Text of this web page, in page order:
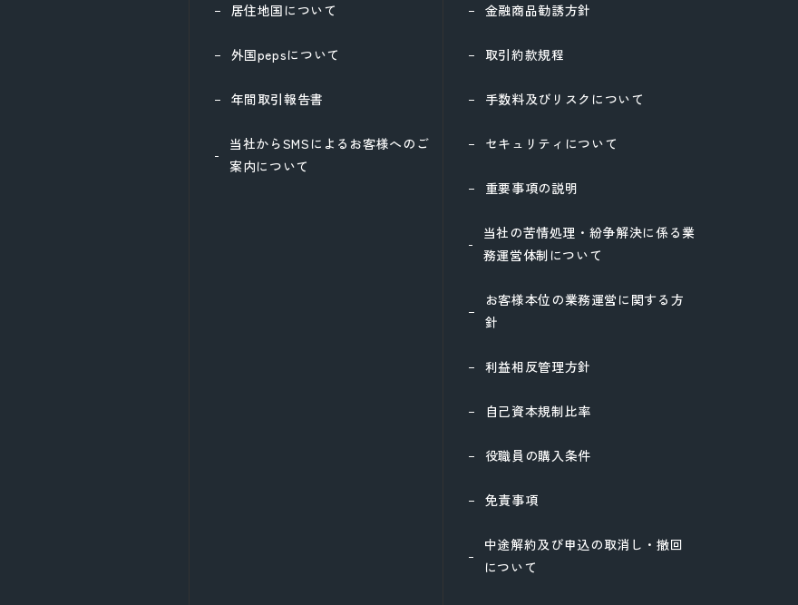
居住地国について
外国pepsについて
年間取引報告書
当社からSMSによるお客様へのご
案内について
金融商品勧誘方針
取引約款規程
手数料及びリスクについて
セキュリティについて
重要事項の説明
当社の苦情処理・紛争解決に係る業
務運営体制について
お客様本位の業務運営に関する方
針
利益相反管理方針
自己資本規制比率
役職員の購入条件
免責事項
中途解約及び申込の取消し・撤回
について